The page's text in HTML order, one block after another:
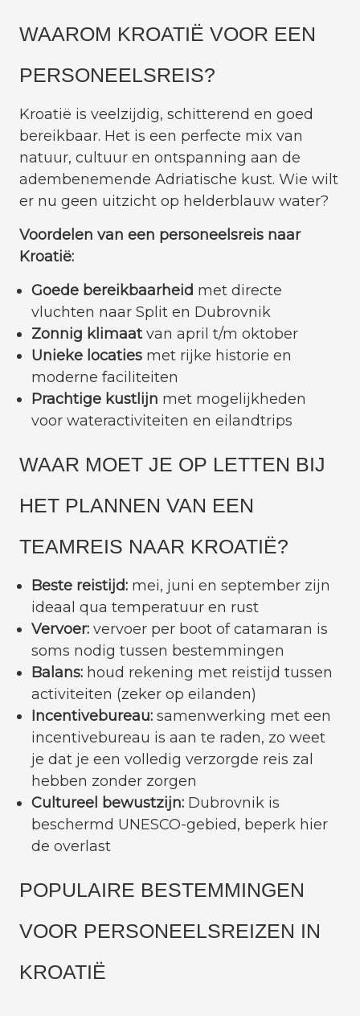
WAAROM KROATIË VOOR EEN
PERSONEELSREIS?
Kroatië is veelzijdig, schitterend en goed
bereikbaar. Het is een perfecte mix van
natuur, cultuur en ontspanning aan de
adembenemende Adriatische kust. Wie wilt
er nu geen uitzicht op helderblauw water?
Voordelen van een personeelsreis naar
Kroatië:
Goede bereikbaarheid met directe
vluchten naar Split en Dubrovnik
Zonnig klimaatvan april t/m oktober
Unieke locatiesmet rijke historie en
moderne faciliteiten
Prachtige kustlijn met mogelijkheden
voor wateractiviteiten en eilandtrips
WAAR MOET JE OP LETTEN BIJ
HET PLANNEN VAN EEN
TEAMREIS NAAR KROATIË?
Beste reistijd:mei, juni en september zijn
ideaal qua temperatuur en rust
Vervoer:vervoer per boot of catamaran is
soms nodig tussen bestemmingen
Balans:houd rekening met reistijd tussen
activiteiten (zeker op eilanden)
Incentivebureau:samenwerking met een
incentivebureau is aan te raden, zo weet
je dat je een volledig verzorgde reis zal
hebben zonder zorgen
Cultureel bewustzijn:Dubrovnik is
beschermd UNESCO-gebied, beperk hier
de overlast
POPULAIRE BESTEMMINGEN
VOOR PERSONEELSREIZEN IN
KROATIË